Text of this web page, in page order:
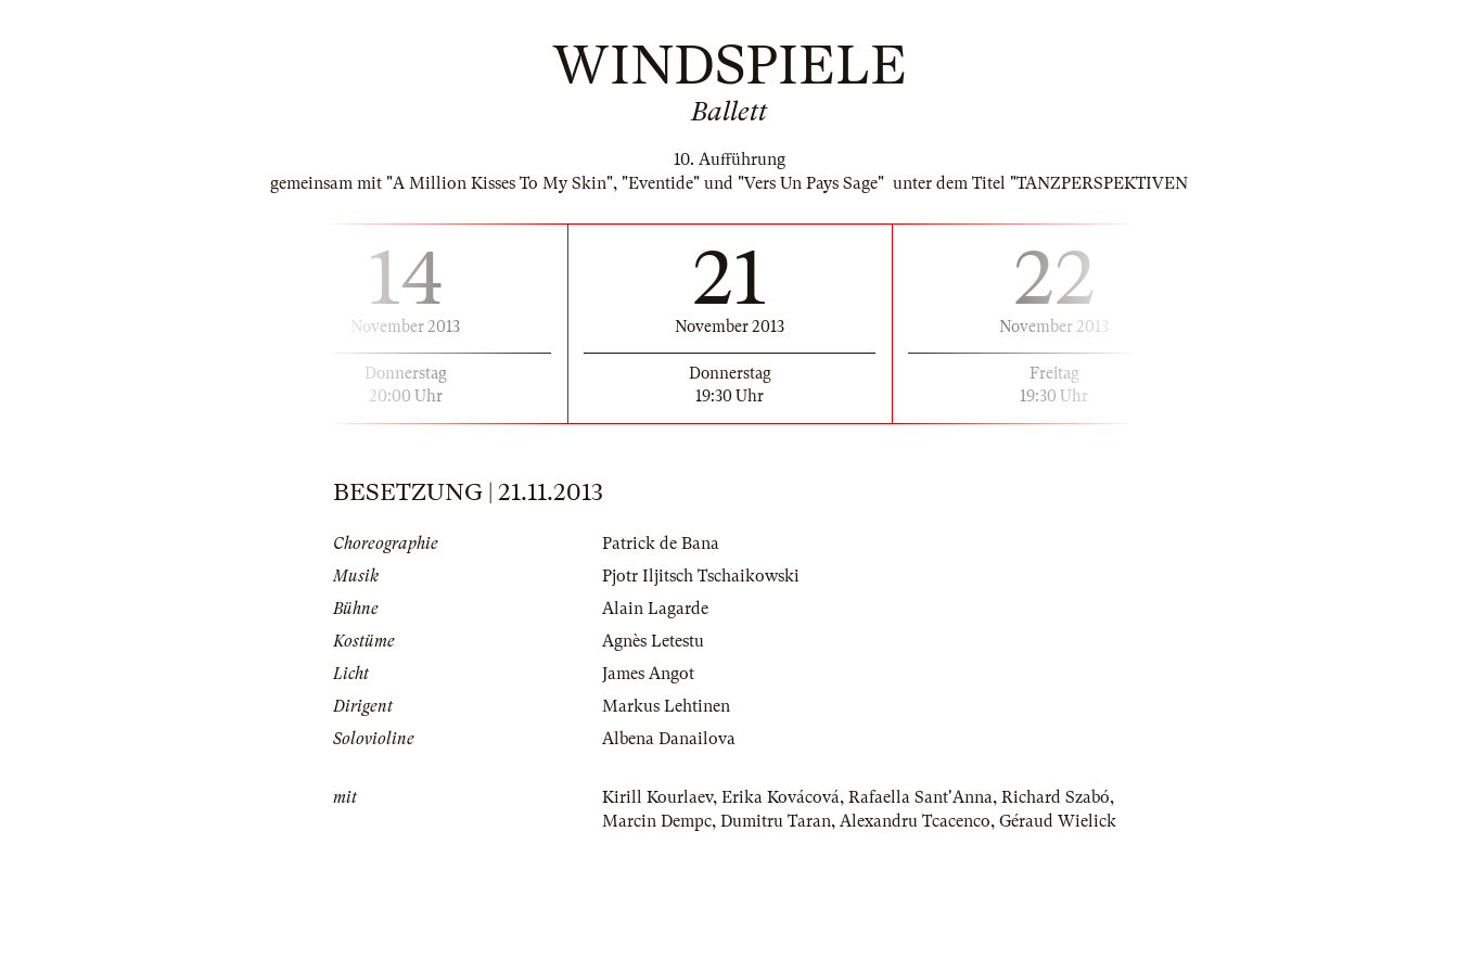
WINDSPIELE
Ballett
10. Aufführung
gemeinsam mit "A Million Kisses To My Skin", "Eventide" und "Vers Un Pays Sage" unter dem Titel "TANZPERSPEKTIVEN
14
November 2013
Donnerstag
20:00 Uhr
21
November 2013
Donnerstag
19:30 Uhr
22
November 2013
Freitag
19:30 Uhr
BESETZUNG | 21.11.2013
Choreographie
Patrick de Bana
Musik
Pjotr Iljitsch Tschaikowski
Bühne
Alain Lagarde
Kostüme
Agnès Letestu
Licht
James Angot
Dirigent
Markus Lehtinen
Solovioline
Albena Danailova
mit Kirill Kourlaev, Erika Kovácová, Rafaella Sant'Anna, Richard Szabó,
Marcin Dempc, Dumitru Taran, Alexandru Tcacenco, Géraud Wielick